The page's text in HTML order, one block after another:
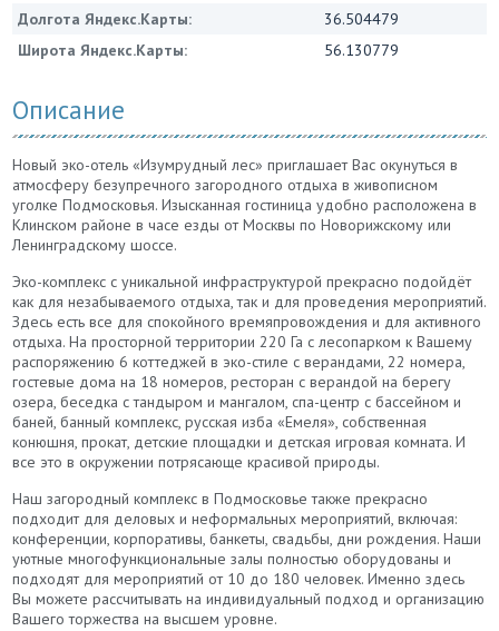
Долгота Яндекс.Карты:
36.504479
Широта Яндекс.Карты:
56.130779
Описание
Новый эко-отель «Изумрудный лес» приглашает Вас окунуться в
атмосферу безупречного загородного отдыха в живописном
уголке Подмосковья. Изысканная гостиница удобно расположена в
Клинском районе в часе езды от Москвы по Новорижскому или
Ленинградскому шоссе.
Эко-комплекс с уникальной инфраструктурой прекрасно подойдёт
как для незабываемого отдыха, так и для проведения мероприятий.
Здесь есть все для спокойного времяпровождения и для активного
отдыха. На просторной территории 220 Га с лесопарком к Вашему
распоряжению 6 коттеджей в эко-стиле с верандами, 22 номера,
гостевые дома на 18 номеров, ресторан с верандой на берегу
озера, беседка с тандыром и мангалом, спа-центр с бассейном и
баней, банный комплекс, русская изба «Емеля», собственная
конюшня, прокат, детские площадки и детская игровая комната. И
все это в окружении потрясающе красивой природы.
Наш загородный комплекс в Подмосковье также прекрасно
подходит для деловых и неформальных мероприятий, включая:
конференции, корпоративы, банкеты, свадьбы, дни рождения. Наши
уютные многофункциональные залы полностью оборудованы и
подходят для мероприятий от 10 до 180 человек. Именно здесь
Вы можете рассчитывать на индивидуальный подход и организацию
Вашего торжества на высшем уровне.